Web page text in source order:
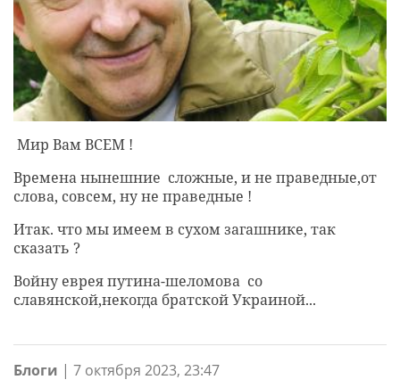
Мир Вам ВСЕМ !
Времена нынешние сложные, и не праведные,от
слова, совсем, ну не праведные !
Итак. что мы имеем в сухом загашнике, так
сказать ?
Войну еврея путина-шеломова со
славянской,некогда братской Украиной...
Блоги | 7 октября 2023, 23:47